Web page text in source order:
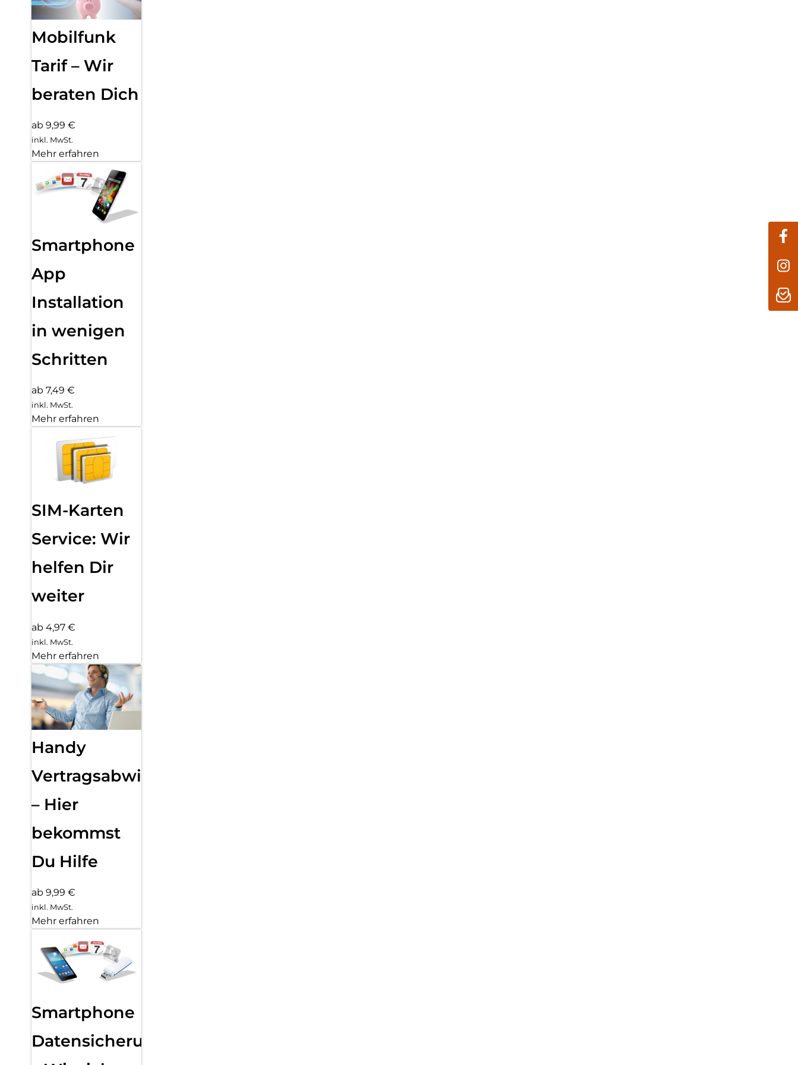
Mobilfunk
Tarif – Wir
beraten Dich
ab 9,99 €
inkl. MwSt.
Mehr erfahren
Smartphone
App
Installation
in wenigen
Schritten
ab 7,49 €
inkl. MwSt.
Mehr erfahren
SIM-Karten
Service: Wir
helfen Dir
weiter
ab 4,97 €
inkl. MwSt.
Mehr erfahren
Handy
Vertragsabwicklung
– Hier
bekommst
Du Hilfe
ab 9,99 €
inkl. MwSt.
Mehr erfahren
Smartphone
Datensicherung